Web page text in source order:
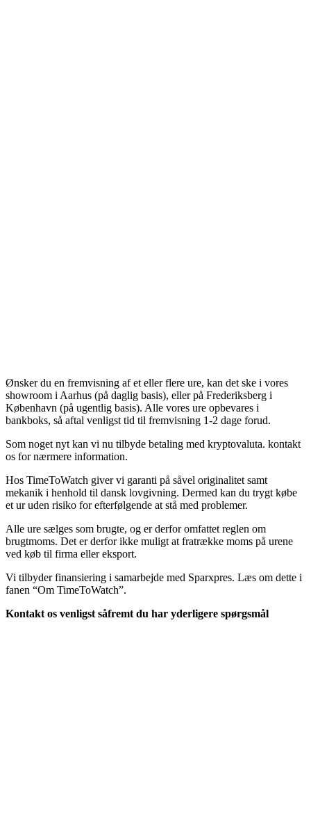
Ønsker du en fremvisning af et eller flere ure, kan det ske i vores
showroom i Aarhus (på daglig basis), eller på Frederiksberg i
København (på ugentlig basis). Alle vores ure opbevares i
bankboks, så aftal venligst tid til fremvisning 1-2 dage forud.
Som noget nyt kan vi nu tilbyde betaling med kryptovaluta. kontakt
os for nærmere information.
Hos TimeToWatch giver vi garanti på såvel originalitet samt
mekanik i henhold til dansk lovgivning. Dermed kan du trygt købe
et ur uden risiko for efterfølgende at stå med problemer.
Alle ure sælges som brugte, og er derfor omfattet reglen om
brugtmoms. Det er derfor ikke muligt at fratrække moms på urene
ved køb til firma eller eksport.
Vi tilbyder finansiering i samarbejde med Sparxpres. Læs om dette i
fanen “Om TimeToWatch”.
Kontakt os venligst såfremt du har yderligere spørgsmål